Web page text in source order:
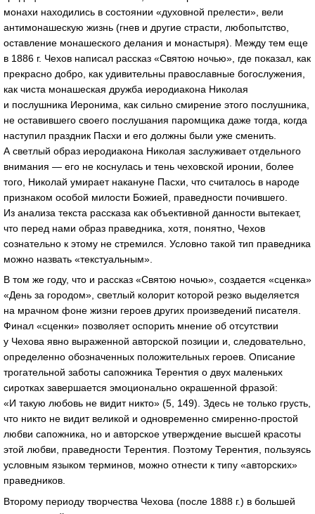
монахи находились в состоянии «духовной прелести», вели
антимонашескую жизнь (гнев и другие страсти, любопытство,
оставление монашеского делания и монастыря). Между тем еще
в 1886 г. Чехов написал рассказ «Святою ночью», где показал, как
прекрасно добро, как удивительны православные богослужения,
как чиста монашеская дружба иеродиакона Николая
и послушника Иеронима, как сильно смирение этого послушника,
не оставившего своего послушания паромщика даже тогда, когда
наступил праздник Пасхи и его должны были уже сменить.
А светлый образ иеродиакона Николая заслуживает отдельного
внимания — его не коснулась и тень чеховской иронии, более
того, Николай умирает накануне Пасхи, что считалось в народе
признаком особой милости Божией, праведности почившего.
Из анализа текста рассказа как объективной данности вытекает,
что перед нами образ праведника, хотя, понятно, Чехов
сознательно к этому не стремился. Условно такой тип праведника
можно назвать «текстуальным».
В том же году, что и рассказ «Святою ночью», создается «сценка»
«День за городом», светлый колорит которой резко выделяется
на мрачном фоне жизни героев других произведений писателя.
Финал «сценки» позволяет оспорить мнение об отсутствии
у Чехова явно выраженной авторской позиции и, следовательно,
определенно обозначенных положительных героев. Описание
трогательной заботы сапожника Терентия о двух маленьких
сиротках завершается эмоционально окрашенной фразой:
«И такую любовь не видит никто» (5, 149). Здесь не только грусть,
что никто не видит великой и одновременно смиренно-простой
любви сапожника, но и авторское утверждение высшей красоты
этой любви, праведности Терентия. Поэтому Терентия, пользуясь
условным языком терминов, можно отнести к типу «авторских»
праведников.
Второму периоду творчества Чехова (после 1888 г.) в большей